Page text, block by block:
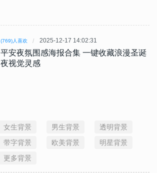
(769)人喜欢 2025-12-17 14:02:31
平安夜氛围感海报合集 一键收藏浪漫圣诞
夜视觉灵感
女生背景 男生背景
透明背景
带字背景 欧美背景
明星背景
更多背景